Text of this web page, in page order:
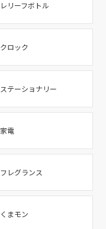
レリーフボトル
クロック
ステーショナリー
家電
フレグランス
くまモン